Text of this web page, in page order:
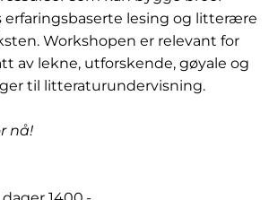
erfaringsbaserte lesing og litterære
Workshopen er relevant for
av lekne, utforskende, gøyale og
til litteraturundervisning.
nå!